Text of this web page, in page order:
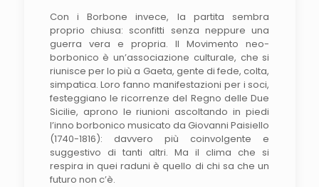
Con i Borbone invece, la partita sembra
proprio chiusa: sconfitti senza neppure una
guerra vera e propria. Il Movimento neo-
borbonico è un’associazione culturale, che si
riunisce per lo più a Gaeta, gente di fede, colta,
simpatica. Loro fanno manifestazioni per i soci,
festeggiano le ricorrenze del Regno delle Due
Sicilie, aprono le riunioni ascoltando in piedi
l’inno borbonico musicato da Giovanni Paisiello
(1740-1816): davvero più coinvolgente e
suggestivo di tanti altri. Ma il clima che si
respira in quei raduni è quello di chi sa che un
futuro non c’è.